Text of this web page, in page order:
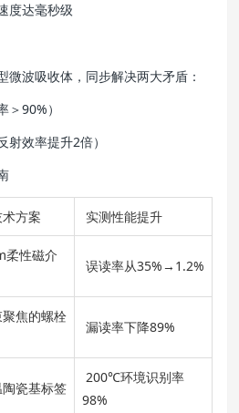
度达毫秒级
微波吸收体，同步解决两大矛盾：
90%）
效率提升2倍）
方案 实测性能提升
柔性磁介
误读率从35%→1.2%
焦的螺栓
漏读率下降89%
瓷基标签
200℃环境识别率
98%